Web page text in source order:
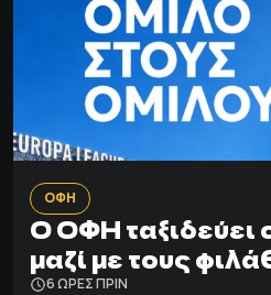
ΟΦΗ
Ο ΟΦΗ ταξιδεύει
μαζί με τους
6 ΩΡΕΣ ΠΡΙΝ